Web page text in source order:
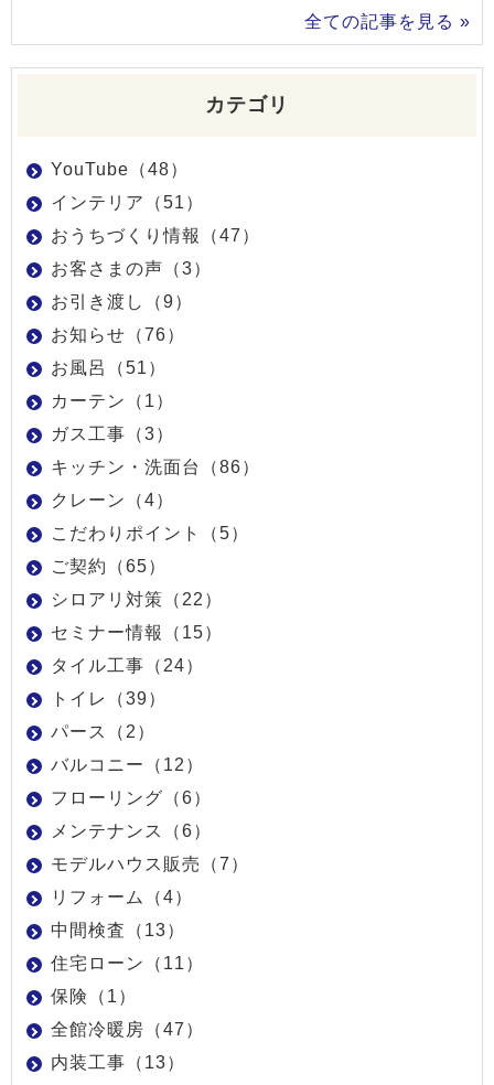
全ての記事を見る »
カテゴリ
YouTube（48）
インテリア（51）
おうちづくり情報（47）
お客さまの声（3）
お引き渡し（9）
お知らせ（76）
お風呂（51）
カーテン（1）
ガス工事（3）
キッチン・洗面台（86）
クレーン（4）
こだわりポイント（5）
ご契約（65）
シロアリ対策（22）
セミナー情報（15）
タイル工事（24）
トイレ（39）
パース（2）
バルコニー（12）
フローリング（6）
メンテナンス（6）
モデルハウス販売（7）
リフォーム（4）
中間検査（13）
住宅ローン（11）
保険（1）
全館冷暖房（47）
内装工事（13）